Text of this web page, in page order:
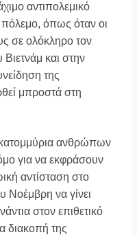
αντιπολεμικό
πόλεμο, όπως όταν οι
σε ολόκληρο τον
και στην
της
μπροστά στη
ανθρώπων
για να εκφράσουν
αντίσταση στο
Νοέμβρη να γίνει
στον επιθετικό
διακοπή της